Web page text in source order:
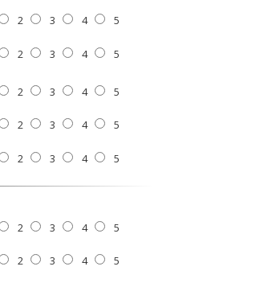
2 3 4 5
2 3 4 5
2 3 4 5
2 3 4 5
2 3 4 5
2 3 4 5
2 3 4 5